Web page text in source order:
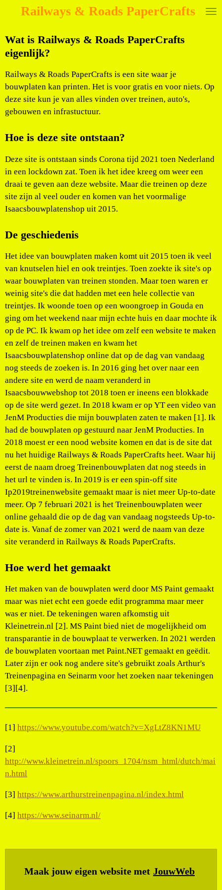
naar
de
hoofdinhoud
Railways & Roads PaperCrafts
Wat is Railways & Roads PaperCrafts
eigenlijk?
Railways & Roads PaperCrafts is een site waar je
bouwplaten kan printen. Het is voor gratis en voor niets. Op
deze site kun je van alles vinden over treinen, auto's,
gebouwen en infrastuctuur.
Hoe is deze site ontstaan?
Deze site is ontstaan sinds Corona tijd 2021 toen Nederland
in een lockdown zat. Toen ik het idee kreeg om weer een
draai te geven aan deze website. Maar die treinen op deze
site zijn al veel ouder en komen van het voormalige
Isaacsbouwplatenshop uit 2015.
De geschiedenis
Het idee van bouwplaten maken komt uit 2015 toen ik veel
van knutselen hiel en ook treintjes. Toen zoekte ik site's op
waar bouwplaten van treinen stonden. Maar toen waren er
weinig site's die dat hadden met een hele collectie van
treintjes. Ik woonde toen op een woongroep in Gouda en
ging om het weekend naar mijn echte huis en daar mochte ik
op de PC. Ik kwam op het idee om zelf een website te maken
en zelf de treinen maken en kwam het
Isaacsbouwplatenshop online dat op de dag van vandaag
nog steeds de zoeken is. In 2016 ging het over naar een
andere site en werd de naam veranderd in
Isaacsbouwwebshop tot 2018 toen er ineens een blokkade
op de site werd gezet. In 2018 kwam er op YT een video van
JenM Producties die mijn bouwplaten zaten te maken [1]. Ik
had de bouwplaten op gestuurd naar JenM Producties. In
2018 moest er een nood website komen en dat is de site dat
nu het huidige Railways & Roads PaperCrafts heet. Waar hij
eerst de naam droeg Treinenbouwplaten dat nog steeds in
het url te vinden is. In 2019 is er een spin-off site
Ip2019treinenwebsite gemaakt maar is niet meer Up-to-date
meer. Op 7 februari 2021 is het Treinenbouwplaten weer
online gehaald die op de dag van vandaag nogsteeds Up-to-
date is. Vanaf de zomer van 2021 werd de naam van deze
site veranderd in Railways & Roads PaperCrafts.
Hoe werd het gemaakt
Het maken van de bouwplaten werd door MS Paint gemaakt
maar was niet echt een goede edit programma maar meer
was er niet. De tekeningen waren afkomstig uit
Kleinetrein.nl [2]. MS Paint bied niet de mogelijkheid om
transparantie in de bouwplaat te verwerken. In 2021 werden
de bouwplaten voortaan met Paint.NET gemaakt en geëdit.
Later zijn er ook nog andere site's gebruikt zoals Arthur's
Treinenpagina en Seinarm voor het zoeken naar tekeningen
[3][4].
[1] https://www.youtube.com/watch?v=XgLtZ8KN1MU
[2]
http://www.kleinetrein.nl/spoors_1704/nsm_html/dutch/mai
n.html
[3] https://www.arthurstreinenpagina.nl/index.html
[4] https://www.seinarm.nl/
Maak jouw eigen website met JouwWeb